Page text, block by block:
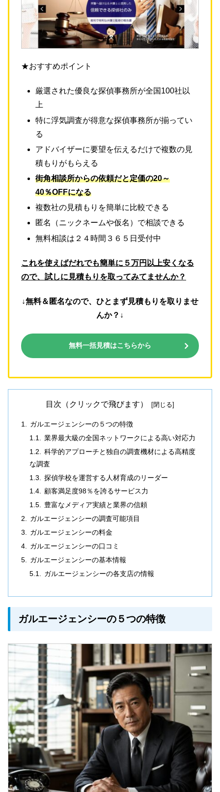
★おすすめポイント
厳選された優良な探偵事務所が全国100社以
上
特に浮気調査が得意な探偵事務所が揃ってい
る
アドバイザーに要望を伝えるだけで複数の見
積もりがもらえる
街角相談所からの依頼だと定価の20～
40％OFFになる
複数社の見積もりを簡単に比較できる
匿名（ニックネームや仮名）で相談できる
無料相談は２４時間３６５日受付中
これを使えばだれでも簡単に５万円以上安くなる
ので、試しに見積もりを取ってみてませんか？
↓無料＆匿名なので、ひとまず見積もりを取りませ
んか？↓
無料一括見積はこちらから
目次（クリックで飛びます）
ガルエージェンシーの５つの特徴
業界最大級の全国ネットワークによる高い対応力
科学的アプローチと独自の調査機材による高精度
な調査
探偵学校を運営する人材育成のリーダー
顧客満足度98％を誇るサービス力
豊富なメディア実績と業界の信頼
ガルエージェンシーの調査可能項目
ガルエージェンシーの料金
ガルエージェンシーの口コミ
ガルエージェンシーの基本情報
ガルエージェンシーの各支店の情報
ガルエージェンシーの５つの特徴